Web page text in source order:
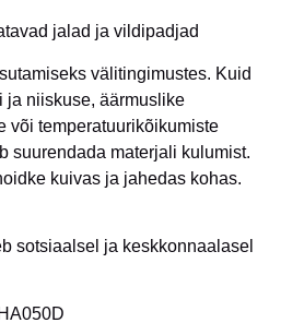
jalad ja vildipadjad
välitingimustes. Kuid
ja niiskuse, äärmuslike
või temperatuurikõikumiste
suurendada materjali kulumist.
kuivas ja jahedas kohas.
sotsiaalsel ja keskkonnaalasel